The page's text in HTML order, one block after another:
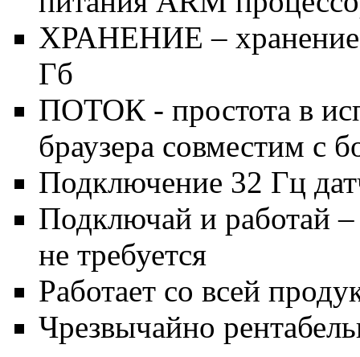
ХРАНЕНИЕ –
Гб
ПОТОК - простота в
браузера совместим с
Подключение 32 Гц
Подключай и работай –
не требуется
Работает со всей
Чрезвычайно